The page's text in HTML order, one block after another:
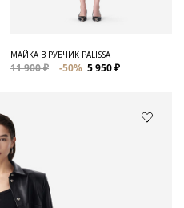
МАЙКА В РУБЧИК PALISSA
11 900 ₽ -50% 5 950 ₽